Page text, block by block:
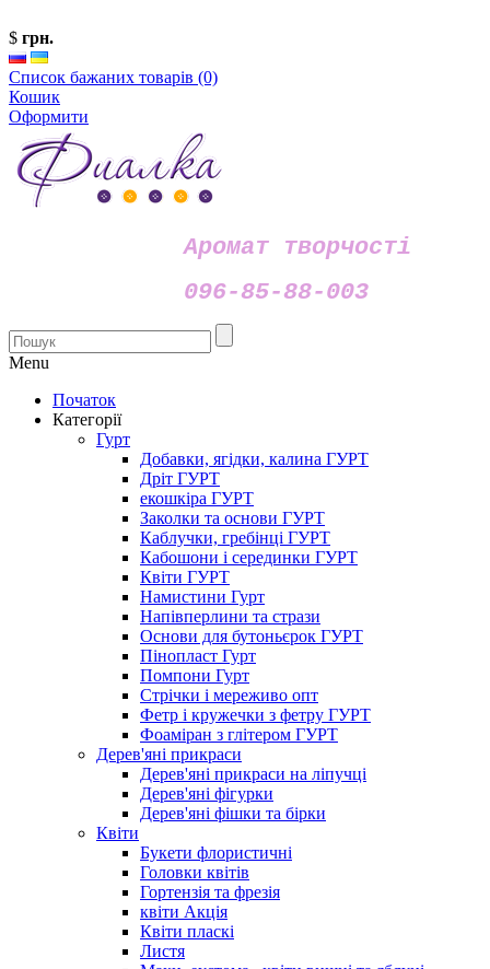
$ грн.
Список бажаних товарів (0)
Кошик
Оформити
Аромат творчості
096-85-88-003
Menu
Початок
Категорії
Гурт
Добавки, ягідки, калина ГУРТ
Дріт ГУРТ
екошкіра ГУРТ
Заколки та основи ГУРТ
Каблучки, гребінці ГУРТ
Кабошони і серединки ГУРТ
Квіти ГУРТ
Намистини Гурт
Напівперлини та стрази
Основи для бутоньєрок ГУРТ
Пінопласт Гурт
Помпони Гурт
Стрічки і мереживо опт
Фетр і кружечки з фетру ГУРТ
Фоаміран з глітером ГУРТ
Дерев'яні прикраси
Дерев'яні прикраси на ліпучці
Дерев'яні фігурки
Дерев'яні фішки та бірки
Квіти
Букети флористичні
Головки квітів
Гортензія та фрезія
квіти Акція
Квіти пласкі
Листя